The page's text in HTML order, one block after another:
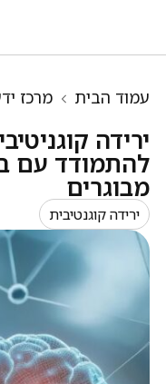
עמוד הבית מרכז
זיכרון אצל מבוגרים
ירידה
להתמודד עם
מבוגרים
ירידה קוגנטיבית